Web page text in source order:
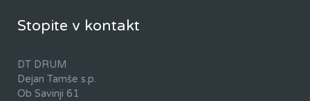
Stopite v kontakt
DT DRUM
Dejan Tamše s.p.
Ob Savinji 61